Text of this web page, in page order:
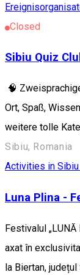
Closed
Sibiu Quiz
🧠
Ort, Spaß,
weitere tolle
Sibiu, Romania
Activities in Sibiu
Luna Plina -
Festivalul
axat în
la Biertan,